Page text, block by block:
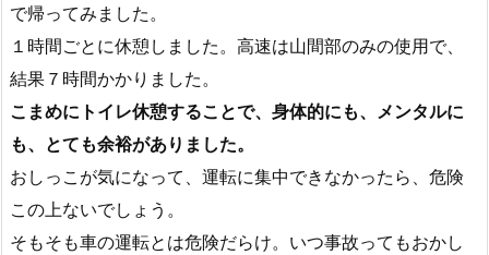
で帰ってみました。
１時間ごとに休憩しました。高速は山間部のみの使用で、
結果７時間かかりました。
こまめにトイレ休憩することで、身体的にも、メンタルに
も、とても余裕がありました。
おしっこが気になって、運転に集中できなかったら、危険
この上ないでしょう。
そもそも車の運転とは危険だらけ。いつ事故ってもおかし